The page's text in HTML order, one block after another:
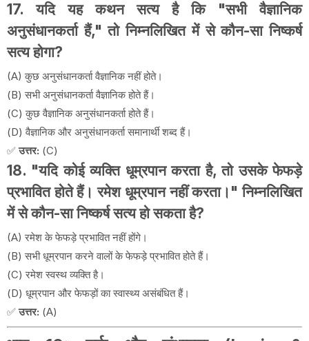
17. यदि यह कथन सत्य है कि "सभी वैज्ञानिक
अनुसंधानकर्ता हैं," तो निम्नलिखित में से कौन-सा निष्कर्ष
सत्य होगा?
(A) कुछ अनुसंधानकर्ता वैज्ञानिक नहीं होते।
(B) सभी अनुसंधानकर्ता वैज्ञानिक होते हैं।
(C) कुछ वैज्ञानिक अनुसंधानकर्ता होते हैं।
(D) वैज्ञानिक और अनुसंधानकर्ता समानार्थी शब्द हैं।
✅उत्तर: (C)
18. "यदि कोई व्यक्ति धूम्रपान करता है, तो उसके फेफड़े
प्रभावित होते हैं। रमेश धूम्रपान नहीं करता।" निम्नलिखित
में से कौन-सा निष्कर्ष सत्य हो सकता है?
(A) रमेश के फेफड़े प्रभावित नहीं होंगे।
(B) सभी धूम्रपान करने वालों के फेफड़े प्रभावित होते हैं।
(C) रमेश स्वस्थ व्यक्ति है।
(D) धूम्रपान और फेफड़ों का स्वास्थ्य असंबंधित हैं।
✅उत्तर: (A)